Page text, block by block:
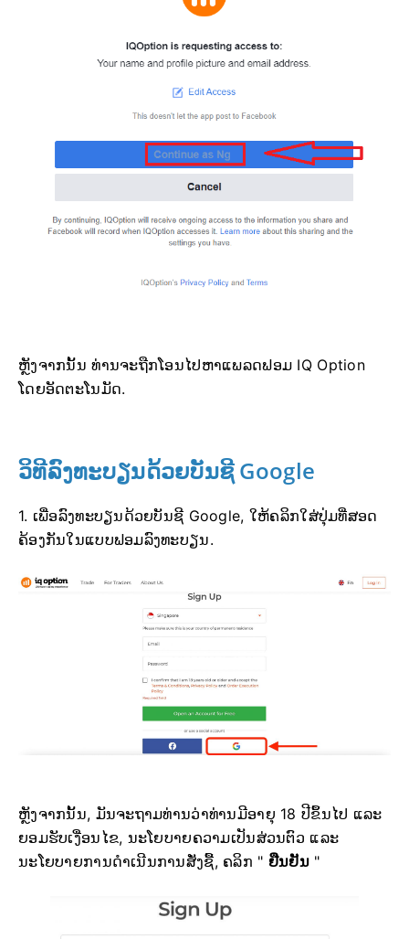
ຫຼັງຈາກນັ້ນ ທ່ານຈະຖືກໂອນໄປຫາແພລດຟອມ IQ Option
ໂດຍອັດຕະໂນມັດ.
ວິທີລົງທະບຽນດ້ວຍບັນຊີ Google
1. ເພື່ອລົງທະບຽນດ້ວຍບັນຊີ Google, ໃຫ້ຄລິກໃສ່ປຸ່ມທີ່ສອດ
ຄ້ອງກັນໃນແບບຟອມລົງທະບຽນ.
ຫຼັງຈາກນັ້ນ, ມັນຈະຖາມທ່ານວ່າທ່ານມີອາຍຸ 18 ປີຂຶ້ນໄປ ແລະ
ຍອມຮັບເງື່ອນໄຂ, ນະໂຍບາຍຄວາມເປັນສ່ວນຕົວ ແລະ
ນະໂຍບາຍການດຳເນີນການສັ່ງຊື້, ຄລິກ " ຢືນຢັນ"